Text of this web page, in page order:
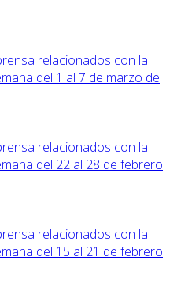
relacionados con la
del 1 al 7 de marzo de
relacionados con la
del 22 al 28 de febrero
relacionados con la
del 15 al 21 de febrero